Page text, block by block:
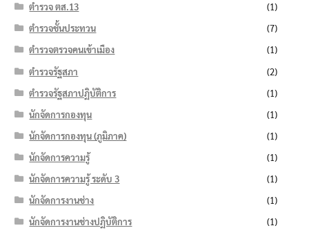
ตำรวจ ตส.13
(1)
ตำรวจชั้นประทวน
(7)
ตำรวจตรวจคนเข้าเมือง
(1)
ตำรวจรัฐสภา
(2)
ตำรวจรัฐสภาปฏิบัติการ
(1)
นักจัดการกองทุน
(1)
นักจัดการกองทุน (ภูมิภาค)
(1)
นักจัดการความรู้
(1)
นักจัดการความรู้ ระดับ 3
(1)
นักจัดการงานช่าง
(1)
นักจัดการงานช่างปฏิบัติการ
(1)